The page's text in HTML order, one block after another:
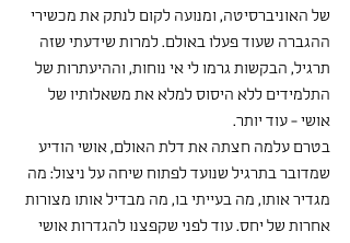
של האוניברסיטה, ומנועה לקום לנתק את מכשירי
ההגברה שעוד פעלו באולם. למרות שידעתי שזה
תרגיל, הבקשות גרמו לי אי נוחות, וההיעתרות של
התלמידים ללא היסוס למלא את משאלותיו של
אושי - עוד יותר.
בטרם עלמה חצתה את דלת האולם, אושי הודיע
שמדובר בתרגיל שנועד לפתוח שיחה על ניצול: מה
מגדיר אותו, מה בעייתי בו, מה מבדיל אותו מצורות
אחרות של יחס. עוד לפני שקפצנו להגדרות אושי